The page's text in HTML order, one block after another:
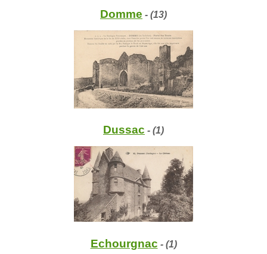
Domme - (13)
Dussac - (1)
Echourgnac - (1)